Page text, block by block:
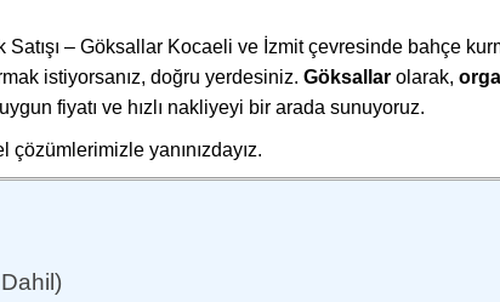
– Göksallar Kocaeli ve İzmit çevresinde bahçe
istiyorsanız, doğru yerdesiniz. Göksallar olarak,
fiyatı ve hızlı nakliyeyi bir arada sunuyoruz.
çözümlerimizle yanınızdayız.